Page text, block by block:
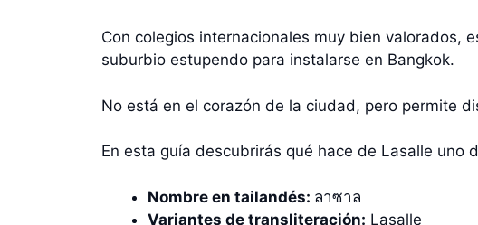
Con colegios internacionales muy bien valorados,
suburbio estupendo para instalarse en Bangkok.
No está en el corazón de la ciudad, pero permite
En esta guía descubrirás qué hace de Lasalle uno
Nombre en tailandés: ลาซาล
Variantes de transliteración: Lasalle